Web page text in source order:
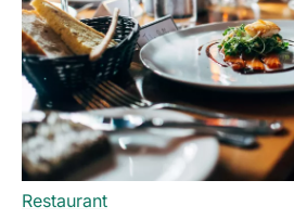
Restaurant